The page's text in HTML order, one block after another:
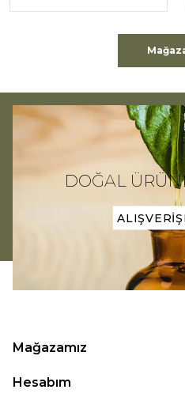
DOĞAL
Mağazamız
Hesabım